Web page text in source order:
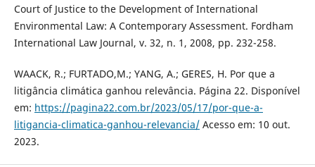
Court of Justice to the Development of International
Environmental Law: A Contemporary Assessment. Fordham
International Law Journal, v. 32, n. 1, 2008, pp. 232-258.
WAACK, R.; FURTADO,M.; YANG, A.; GERES, H. Por que a
litigância climática ganhou relevância. Página 22. Disponível
em: https://pagina22.com.br/2023/05/17/por-que-a-
litigancia-climatica-ganhou-relevancia/Acesso em: 10 out.
2023.